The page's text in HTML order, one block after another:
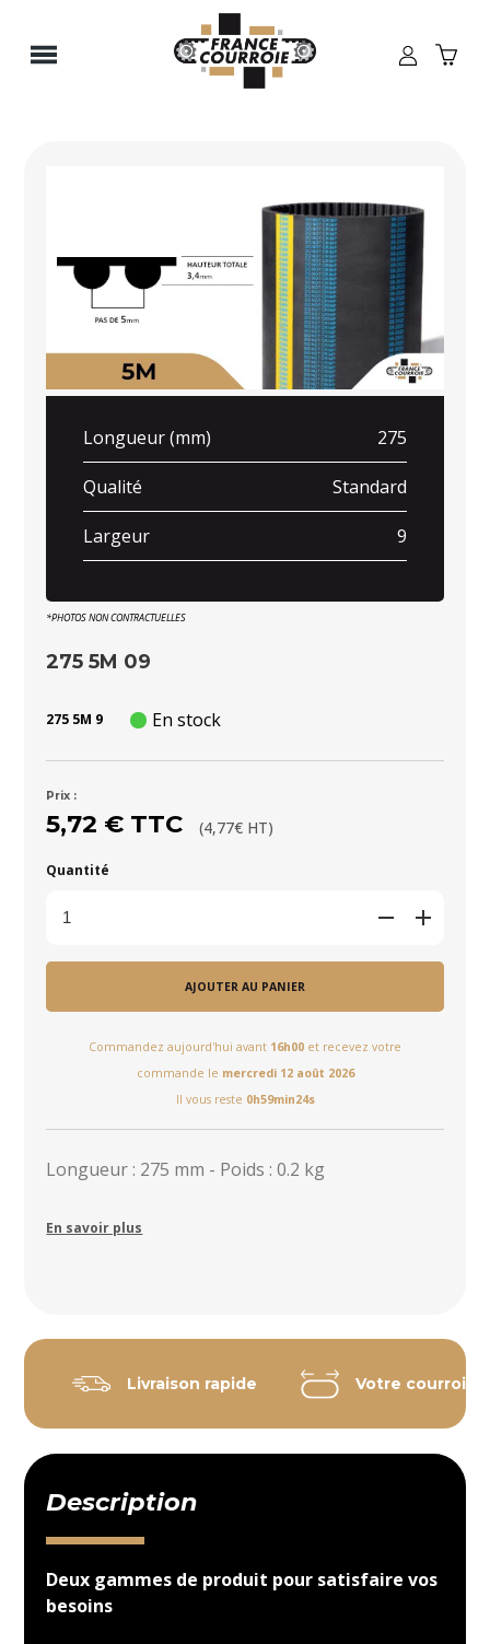
Longueur (mm) 275
Qualité Standard
Largeur 9
*PHOTOS NON CONTRACTUELLES
275 5M 09
275 5M 9 En stock
Prix :
5,72 € TTC (4,77€ HT)
Quantité
AJOUTER AU PANIER
Commandez aujourd'hui avant 16h00 et recevez votre
commande le mercredi 12 août 2026
Il vous reste 0h59min24s
Longueur : 275 mm - Poids : 0.2 kg
En savoir plus
Livraison rapide Votre courroie
Description
Deux gammes de produit pour satisfaire vos
besoins
Panneau de gestion des cookies